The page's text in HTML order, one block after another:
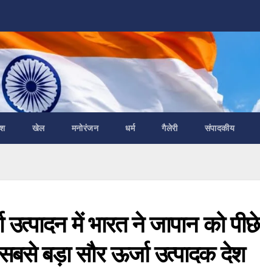
खेल मनोरंजन धर्म गैलेरी संपादकीय
में भारत ने जापान को पीछे
बड़ा सौर ऊर्जा उत्पादक देश